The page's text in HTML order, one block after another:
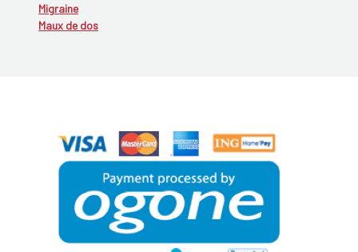
Migraine
Maux de dos